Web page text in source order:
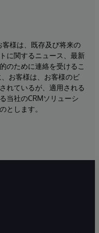
様は、既存及び将来の
に関するニュース、最新
のために連絡を受けるこ
お客様は、お客様のビ
れているが、適用される
当社のCRMソリューシ
とします。